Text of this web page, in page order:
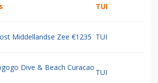
TUI
Middellandse Zee €1235 TUI
Dive & Beach Curacao
TUI